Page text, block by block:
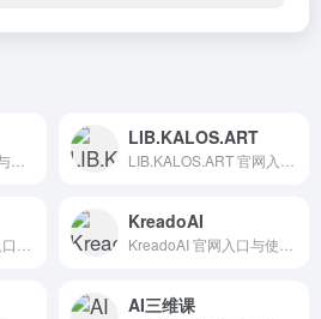
LIB.KALOS.ART
KreadoAI
AI三维课